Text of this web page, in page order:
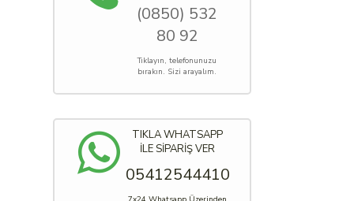
(0850) 532
80 92
Tıklayın, telefonunuzu
bırakın. Sizi arayalım.
TIKLA WHATSAPP
İLE SİPARİŞ VER
05412544410